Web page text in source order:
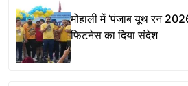
मोहाली में ‘पंजाब यूथ रन
फिटनेस का दिया संदेश